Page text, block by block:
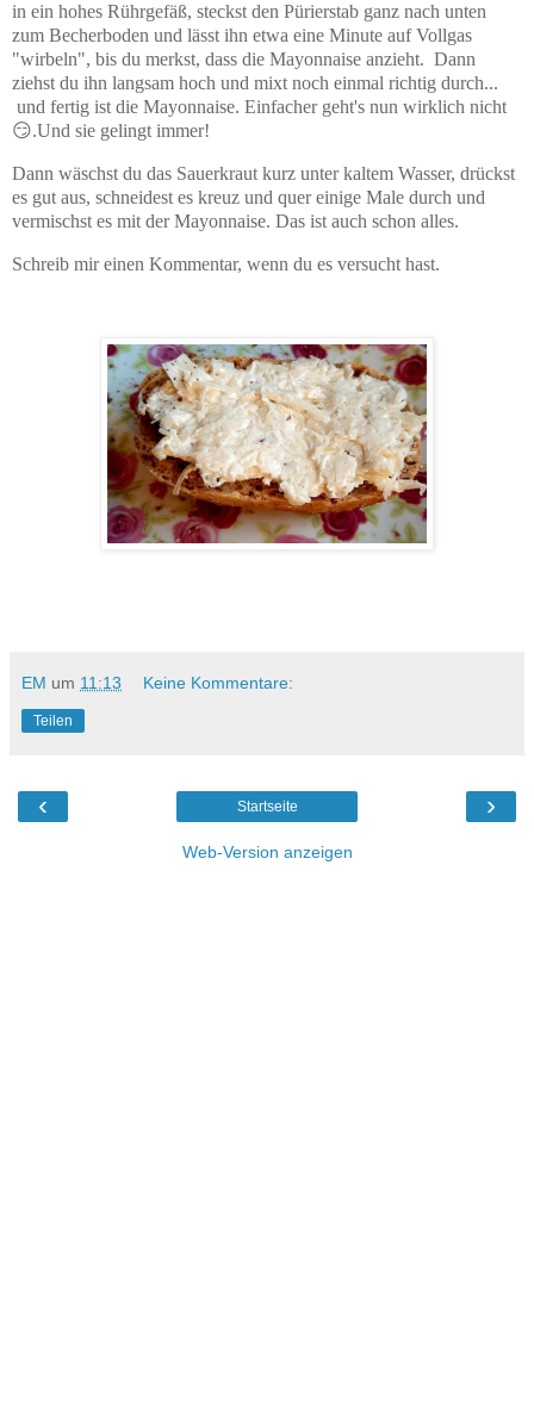
in ein hohes Rührgefäß, steckst den Pürierstab ganz nach unten
zum Becherboden und lässt ihn etwa eine Minute auf Vollgas
"wirbeln", bis du merkst, dass die Mayonnaise anzieht. Dann
ziehst du ihn langsam hoch und mixt noch einmal richtig durch...
und fertig ist die Mayonnaise. Einfacher geht's nun wirklich nicht
😏.Und sie gelingt immer!
Dann wäschst du das Sauerkraut kurz unter kaltem Wasser, drückst
es gut aus, schneidest es kreuz und quer einige Male durch und
vermischst es mit der Mayonnaise. Das ist auch schon alles.
Schreib mir einen Kommentar, wenn du es versucht hast.
EM um 11:13 Keine Kommentare:
Teilen
‹ ›
Startseite
Web-Version anzeigen